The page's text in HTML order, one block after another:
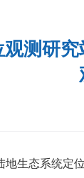
测研
生态系统